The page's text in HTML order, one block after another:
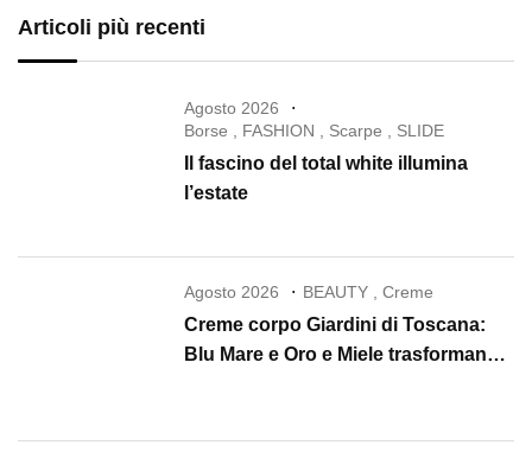
Articoli più recenti
Agosto 2026
Borse , FASHION , Scarpe , SLIDE
Il fascino del total white illumina
l’estate
Agosto 2026 BEAUTY ,Creme
Creme corpo Giardini di Toscana:
Blu Mare e Oro e Miele trasformano